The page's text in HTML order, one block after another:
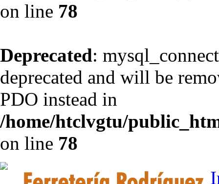
on line 78
Deprecated:
deprecated and will be
PDO instead in
/home/htclvgtu/
on line 78